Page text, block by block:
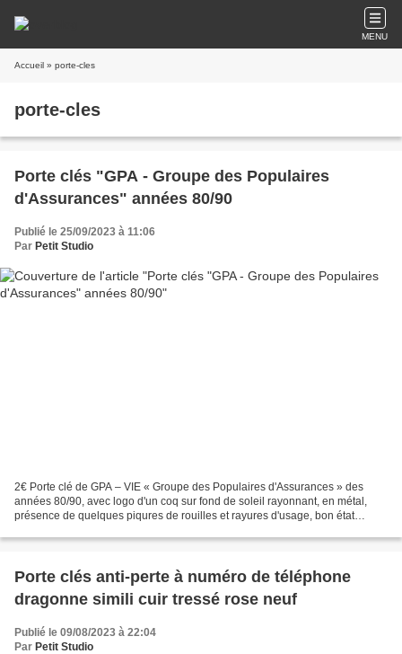
MENU
Accueil » porte-cles
porte-cles
Porte clés "GPA - Groupe des Populaires
d'Assurances" années 80/90
Publié le 25/09/2023 à 11:06
Par Petit Studio
2€ Porte clé de GPA – VIE « Groupe des Populaires d'Assurances » des
années 80/90, avec logo d'un coq sur fond de soleil rayonnant, en métal,
présence de quelques piqures de rouilles et rayures d'usage, bon état
Porte clés anti-perte à numéro de téléphone
dragonne simili cuir tressé rose neuf
Publié le 09/08/2023 à 22:04
Par Petit Studio